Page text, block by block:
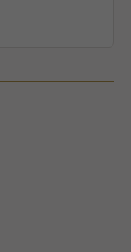
備、盛り付け
！